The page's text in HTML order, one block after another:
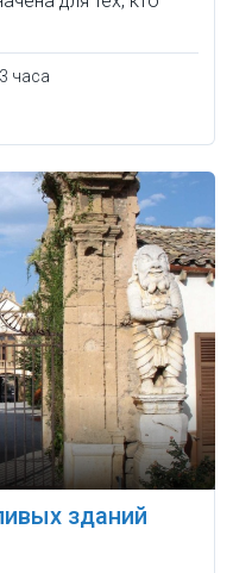
3 часа
зданий